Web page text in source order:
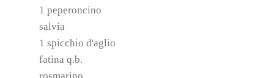
1 peperoncino
salvia
1 spicchio d'aglio
fatina q.b.